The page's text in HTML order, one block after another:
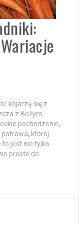
kojarzą się z
z Bożym
pochodzenie,
której
to jest nie tylko
proste do